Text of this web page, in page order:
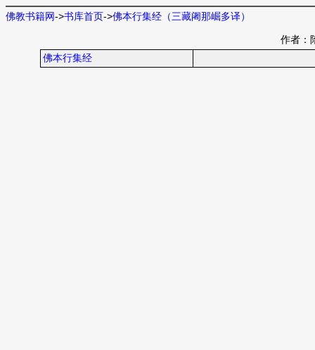
佛教书籍网->书库首页->佛本行集经（三藏阇那崛多译）
作者：
佛本行集经